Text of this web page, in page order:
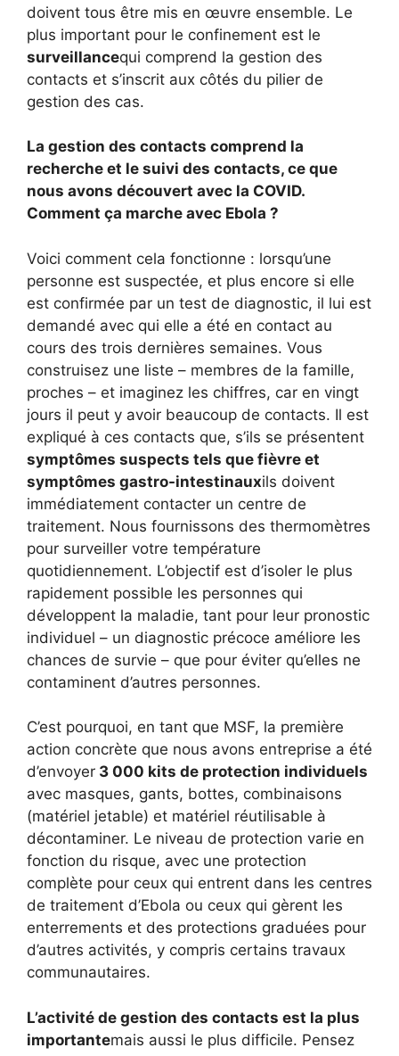
doivent tous être mis en œuvre ensemble. Le
plus important pour le confinement est le
surveillancequi comprend la gestion des
contacts et s’inscrit aux côtés du pilier de
gestion des cas.
La gestion des contacts comprend la
recherche et le suivi des contacts, ce que
nous avons découvert avec la COVID.
Comment ça marche avec Ebola ?
Voici comment cela fonctionne : lorsqu’une
personne est suspectée, et plus encore si elle
est confirmée par un test de diagnostic, il lui est
demandé avec qui elle a été en contact au
cours des trois dernières semaines. Vous
construisez une liste – membres de la famille,
proches – et imaginez les chiffres, car en vingt
jours il peut y avoir beaucoup de contacts. Il est
expliqué à ces contacts que, s’ils se présentent
symptômes suspects tels que fièvre et
symptômes gastro-intestinauxils doivent
immédiatement contacter un centre de
traitement. Nous fournissons des thermomètres
pour surveiller votre température
quotidiennement. L’objectif est d’isoler le plus
rapidement possible les personnes qui
développent la maladie, tant pour leur pronostic
individuel – un diagnostic précoce améliore les
chances de survie – que pour éviter qu’elles ne
contaminent d’autres personnes.
C’est pourquoi, en tant que MSF, la première
action concrète que nous avons entreprise a été
d’envoyer 3 000 kits de protection individuels
avec masques, gants, bottes, combinaisons
(matériel jetable) et matériel réutilisable à
décontaminer. Le niveau de protection varie en
fonction du risque, avec une protection
complète pour ceux qui entrent dans les centres
de traitement d’Ebola ou ceux qui gèrent les
enterrements et des protections graduées pour
d’autres activités, y compris certains travaux
communautaires.
L’activité de gestion des contacts est la plus
importantemais aussi le plus difficile. Pensez